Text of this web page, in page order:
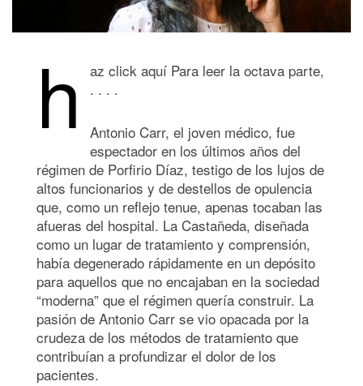
h
az click aquí Para leer la octava parte,
. . . .
Antonio Carr, el joven médico, fue
espectador en los últimos años del
régimen de Porfirio Díaz, testigo de los lujos de
altos funcionarios y de destellos de opulencia
que, como un reflejo tenue, apenas tocaban las
afueras del hospital. La Castañeda, diseñada
como un lugar de tratamiento y comprensión,
había degenerado rápidamente en un depósito
para aquellos que no encajaban en la sociedad
“moderna” que el régimen quería construir. La
pasión de Antonio Carr se vio opacada por la
crudeza de los métodos de tratamiento que
contribuían a profundizar el dolor de los
pacientes.